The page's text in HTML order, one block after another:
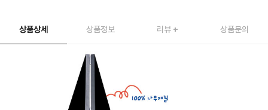
상품상세 상품정보 리뷰 + 상품문의